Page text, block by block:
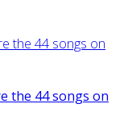
the 44 songs on